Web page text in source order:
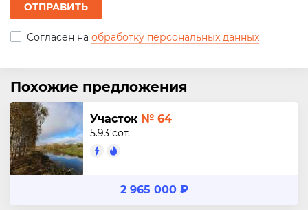
ОТПРАВИТЬ
Согласен на обработку персональных данных
Похожие предложения
Участок № 64
5.93 сот.
2 965 000 ₽